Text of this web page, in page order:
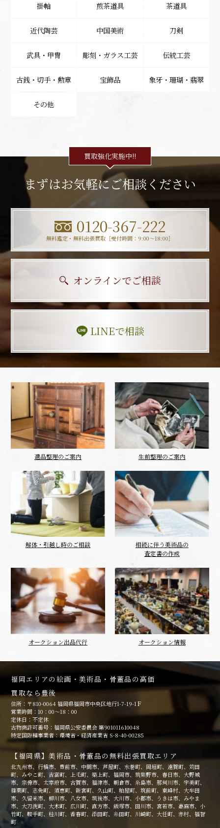
掛軸 煎茶道具 茶道具
近代陶芸 中国美術 刀剣
武具・甲冑 彫刻・ガラス工芸 伝統工芸
古銭・切手・勲章 宝飾品 象牙・珊瑚・翡翠
その他
買取強化実施中!!
まずはお気軽にご相談ください
0120-367-222
無料鑑定・無料出張買取［受付時間：9:00〜18:00］
オンラインでご相談
LINEで相談
遺品整理のご案内 生前整理のご案内
解体・引越し時のご相談
相続に伴う美術品の
査定書の作成
オークション出品代行 オークション情報
福岡エリアの絵画・美術品・骨董品の高価
買取なら豊後
住所：〒810-0064 福岡県福岡市中央区地行1-7-19-1Ｆ
営業時間：10：00～18：00
定休日：不定休
古物商許可番号：福岡県公安委員会 第901011610048
特定国際種事業者：環境省・経済産業省 S-8-40-00285
【福岡県】美術品・骨董品の無料出張買取エリア
北九州市、行橋市、豊前市、中間市、芦屋町、水巻町、岡垣町、遠賀町、苅田
町、みやこ町、吉富町、上毛町、築上町、福岡市、筑紫野市、春日市、大野城
市、宗像市、太宰府市、古賀市、福津市、朝倉市、糸島市、那珂川市、宇美町、
篠栗町、志免町、須恵町、新宮町、久山町、粕屋町、筑前町、東峰村、大牟田
市、久留米市、柳川市、八女市、筑後市、大川市、小郡市、うきは市、みやま
市、大刀洗町、大木町、広川町、直方市、飯塚市、田川市、宮若市、嘉麻市、小
竹町、鞍手町、桂川町、香春町、添田町、糸田町、川崎町、大任町、赤村、福智
町